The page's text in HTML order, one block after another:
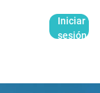
Iniciar
sesión